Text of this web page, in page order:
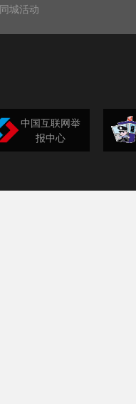
同城活动
中国互联网举
报中心